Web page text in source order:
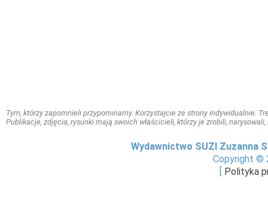
Tym, którzy zapomnieli przypominamy. Korzystajcie ze strony indywidualnie.
Publikacje, zdjęcia, rysunki mają swoich właścicieli, którzy je zrobili,
Wydawnictwo SUZI Zuzanna
Copyright ©
Polityka